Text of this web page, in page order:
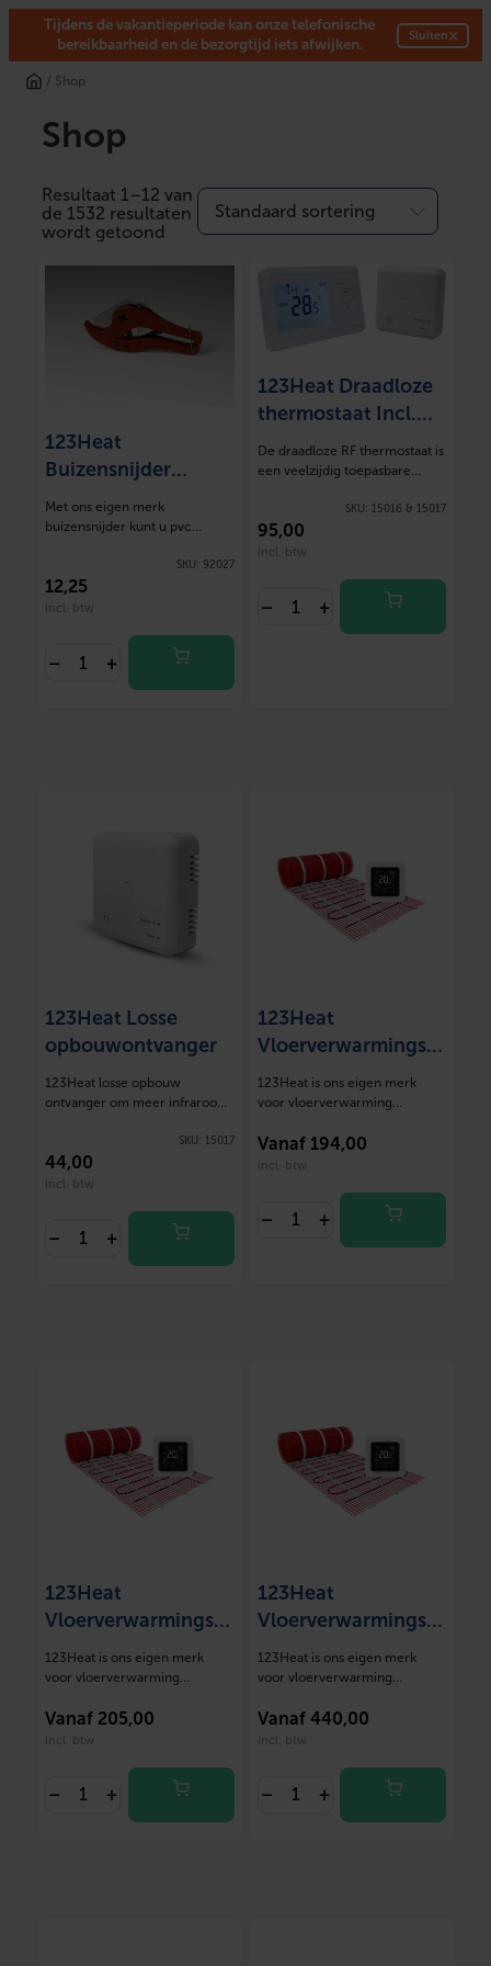
Tijdens de vakantieperiode kan onze telefonische
bereikbaarheid en de bezorgtijd iets afwijken.
Sluiten×
naar
inhoud
/ Shop
Shop
Resultaat 1–12 van
de 1532 resultaten
wordt getoond
123Heat
Buizensnijder
(Schaar) tot 42mm
Met ons eigen merk
buizensnijder kunt u pvc
SKU: 92027
12,25
incl. btw
– +
123Heat Draadloze
thermostaat Incl.
ontvanger
De draadloze RF thermostaat is
een veelzijdig toepasbare
SKU: 15016 & 15017
95,00
incl. btw
– +
123Heat Losse
opbouwontvanger
123Heat losse opbouw
ontvanger om meer infrarood
SKU: 15017
44,00
incl. btw
– +
123Heat
Vloerverwarmingsm
at Set 1 m2- 150
Watt
123Heat is ons eigen merk
voor vloerverwarming
Vanaf 194,00
incl. btw
– +
123Heat
Vloerverwarmingsm
at Set 1,5 m2- 225
Watt
123Heat is ons eigen merk
voor vloerverwarming
Vanaf 205,00
incl. btw
– +
123Heat
Vloerverwarmingsm
at Set 10 m2- 1500
Watt
123Heat is ons eigen merk
voor vloerverwarming
Vanaf 440,00
incl. btw
– +